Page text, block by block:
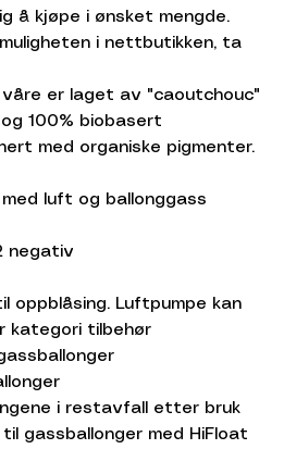
å kjøpe i ønsket mengde.
i nettbutikken, ta
er laget av "caoutchouc"
100% biobasert
med organiske pigmenter.
luft og ballonggass
negativ
oppblåsing. Luftpumpe kan
kategori tilbehør
i restavfall etter bruk
gassballonger med HiFloat